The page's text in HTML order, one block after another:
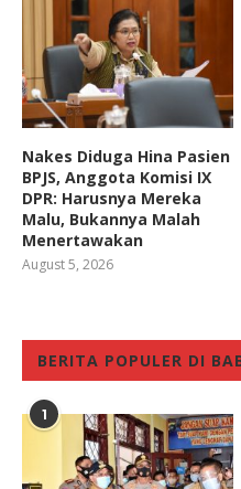
Nakes Diduga Hina Pasien
BPJS, Anggota Komisi IX
DPR: Harusnya Mereka
Malu, Bukannya Malah
Menertawakan
August 5, 2026
BERITA POPULER DI
1